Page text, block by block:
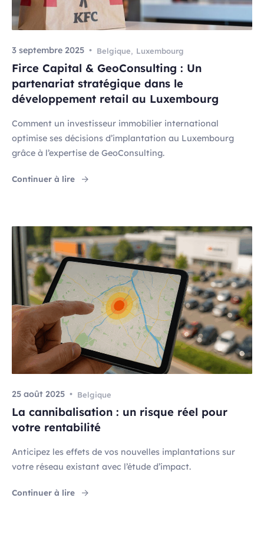
Firce Capital & GeoConsulting : Un
partenariat stratégique dans le
développement retail au Luxembourg
Comment un investisseur immobilier international
optimise ses décisions d’implantation au Luxembourg
grâce à l’expertise de GeoConsulting.
Continuer à lire "Firce Capital & GeoConsulting : Un
3 septembre 2025 Belgique, Luxembourg
La cannibalisation : un risque réel pour
votre rentabilité
Anticipez les effets de vos nouvelles implantations sur
votre réseau existant avec l’étude d’impact.
Continuer à lire "La cannibalisation : un risque réel pour
25 août 2025 Belgique